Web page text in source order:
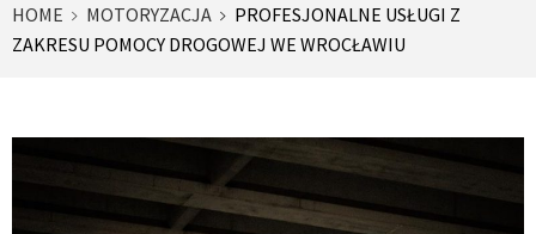
HOME MOTORYZACJA
PROFESJONALNE USŁUGI Z
ZAKRESU POMOCY DROGOWEJ WE WROCŁAWIU